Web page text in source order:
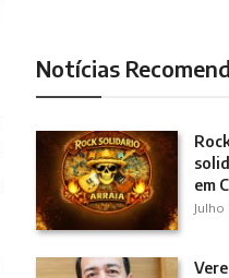
Notícias
em
Julho